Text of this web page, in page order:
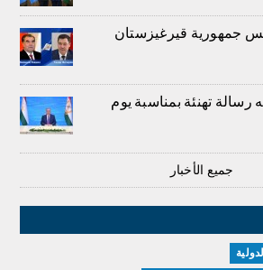
جمهورية قيرغيزستان
رسالة تهنئة بمناسبة يوم
جميع الأخبار